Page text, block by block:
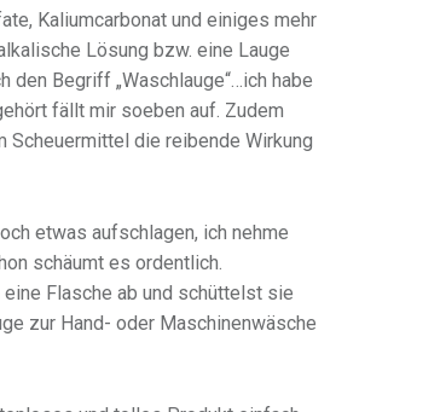
Kaliumcarbonat und einiges mehr
Lösung bzw. eine Lauge
den Begriff „Waschlauge“…ich habe
fällt mir soeben auf. Zudem
Scheuermittel die reibende Wirkung
etwas aufschlagen, ich nehme
schäumt es ordentlich.
Flasche ab und schüttelst sie
zur Hand- oder Maschinenwäsche